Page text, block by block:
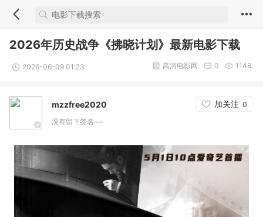
2026年历史战争《拂晓计划》最新电影下载
2026-06-09 01:23 1148
0
高清电影网
mzzfree2020 加关注 0
没有留下签名~~